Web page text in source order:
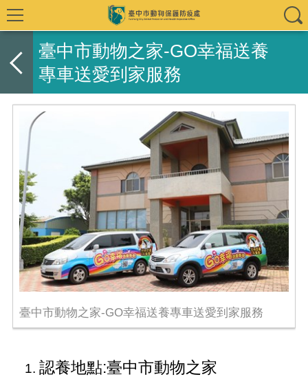
臺中市動物之家-GO幸福送養
專車送愛到家服務
臺中市動物之家-GO幸福送養專車送愛到家服務
認養地點:臺中市動物之家